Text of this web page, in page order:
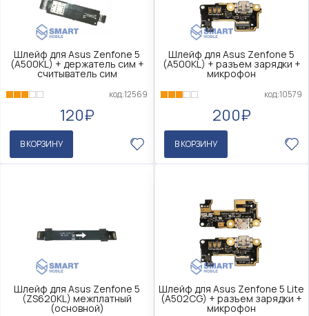
Шлейф для Asus Zenfone 5
(A500KL) + держатель сим +
считыватель сим
код:12569
120₽
В КОРЗИНУ
Шлейф для Asus Zenfone 5
(A500KL) + разъем зарядки +
микрофон
код:10579
200₽
В КОРЗИНУ
Шлейф для Asus Zenfone 5
(ZS620KL) межплатный
(основной)
Шлейф для Asus Zenfone 5 Lite
(A502CG) + разъем зарядки +
микрофон